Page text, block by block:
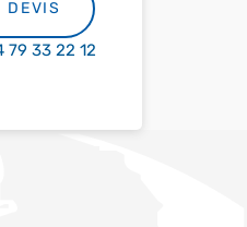
DEVIS
79 33 22 12